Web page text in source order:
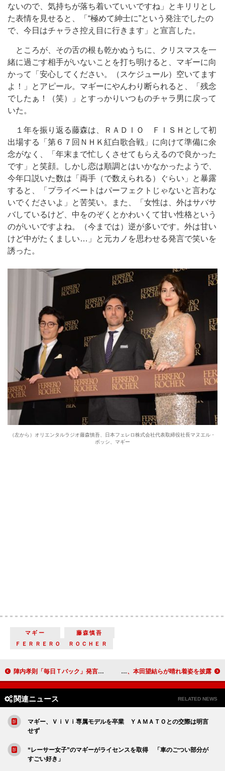
ないので、気持ちが落ち着いていいですね」とキリリとし
た表情を見せると、「“極めて紳士に”という発注でしたの
で、今日はチャラさ控え目に行きます」と宣言した。
ところが、その舌の根も乾かぬうちに、クリスマスを一
緒に過ごす相手がいないことを打ち明けると、マギーに向
かって「安心してください。（スケジュール）空いてます
よ！」とアピール。マギーにやんわり断られると、「残念
でしたぁ！（笑）」とすっかりいつものチャラ男に戻って
いた。
１年を振り返る藤森は、ＲＡＤＩＯ ＦＩＳＨとして初
出場する「第６７回ＮＨＫ紅白歌合戦」に向けて準備に余
念がなく、「年末まで忙しくさせてもらえるので良かった
です」と笑顔。しかし恋は順調とはいかなかったようで、
今年口説いた数は「両手（で数えられる）ぐらい」と暴露
すると、「プライベートはパーフェクトじゃないと言わな
いでくださいよ」と苦笑い。また、「女性は、外はサバサ
バしているけど、中をのぞくとかわいくて甘い性格という
のがいいですよね。（今までは）逆が多いです。外は甘い
けど中がたくましい…」と元カノを思わせる発言で笑いを
誘った。
（左から）オリエンタルラジオ藤森慎吾、日本フェレロ株式会社代表取締役社長マヌエル・
ボッシ、マギー
マギー
藤森慎吾
ＦＥＲＲＥＲＯ ＲＯＣＨＥＲ
陣内孝則「毎日Ｔバック」発言 山崎育三郎、ユナクらが女装姿を披露 河北麻友子は“恋愛解禁”宣言 武井咲、剛力彩芽、本田望結らが晴れ着姿を披露
関連ニュース RELATED NEWS
マギー、ＶｉＶｉ専属モデルを卒業 ＹＡＭＡＴＯとの交際は明言
せず
“レーサー女子”のマギーがライセンスを取得 「車のごつい部分が
すごい好き」